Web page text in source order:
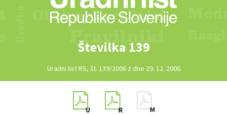
Številka 139
Uradni list RS, št. 139/2006 z dne 29. 12. 2006